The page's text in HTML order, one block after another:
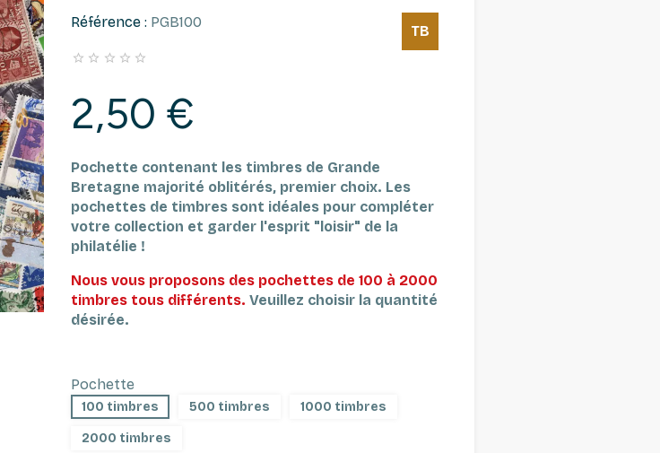
Référence : PGB100
TB
    
2,50 €
Pochette contenant les timbres de Grande
Bretagne majorité oblitérés, premier choix. Les
pochettes de timbres sont idéales pour compléter
votre collection et garder l'esprit "loisir" de la
philatélie !
Nous vous proposons des pochettes de 100 à 2000
timbres tous différents. Veuillez choisir la quantité
désirée.
Pochette
100 timbres 500 timbres 1000 timbres
2000 timbres